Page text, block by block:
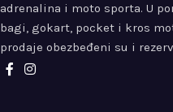
adrenalina i moto sporta. U
bagi, gokart, pocket i kros
prodaje obezbeđeni su i